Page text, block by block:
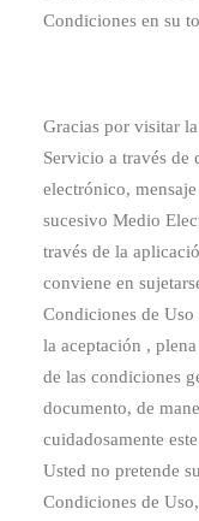
Condiciones en su
Gracias por visitar
Servicio a través de
electrónico,
sucesivo Medio
través de la
conviene en
Condiciones de
la aceptación ,
de las condiciones
documento, de
cuidadosamente
Usted no pretende
Condiciones de